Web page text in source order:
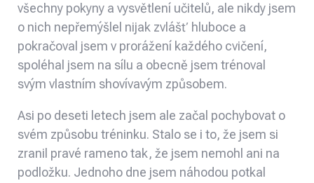
všechny pokyny a vysvětlení učitelů, ale nikdy jsem
o nich nepřemýšlel nijak zvlášť hluboce a
pokračoval jsem v prorážení každého cvičení,
spoléhal jsem na sílu a obecně jsem trénoval
svým vlastním shovívavým způsobem.
Asi po deseti letech jsem ale začal pochybovat o
svém způsobu tréninku. Stalo se i to, že jsem si
zranil pravé rameno tak, že jsem nemohl ani na
podložku. Jednoho dne jsem náhodou potkal